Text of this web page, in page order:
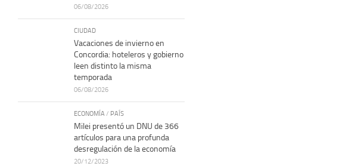
06/08/2026
CIUDAD
Vacaciones de invierno en
Concordia: hoteleros y gobierno
leen distinto la misma
temporada
06/08/2026
ECONOMÍA / PAÍS
Milei presentó un DNU de 366
artículos para una profunda
desregulación de la economía
20/12/2023